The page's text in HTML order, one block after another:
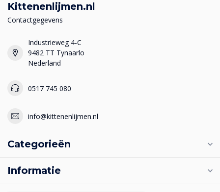
Kittenenlijmen.nl
Contactgegevens
Industrieweg 4-C
9482 TT Tynaarlo
Nederland
0517 745 080
info@kittenenlijmen.nl
Categorieën
Informatie